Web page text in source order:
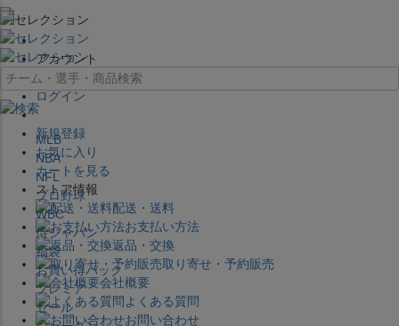
×
アカウント
ログイン
新規登録
お気に入り
カートを見る
ストア情報
配送・送料
お支払い方法
返品・交換
取り寄せ・予約販売
会社概要
よくある質問
お問い合わせ
MLB
NBA
NFL
プロ野球
WBC
侍ジャパン
福袋
お買い得パック
プレミア
セール